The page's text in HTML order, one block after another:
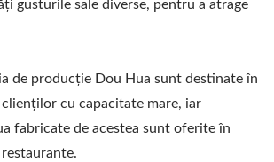
gusturile sale diverse, pentru a atrage
de producție Dou Hua sunt destinate în
cu capacitate mare, iar
fabricate de acestea sunt oferite în